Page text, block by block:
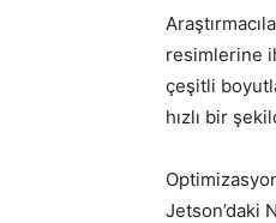
resimlerine
çeşitli
hızlı bir
Jetson’daki